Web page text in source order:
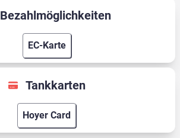
Bezahlmöglichkeiten
EC-Karte
Tankkarten
Hoyer Card